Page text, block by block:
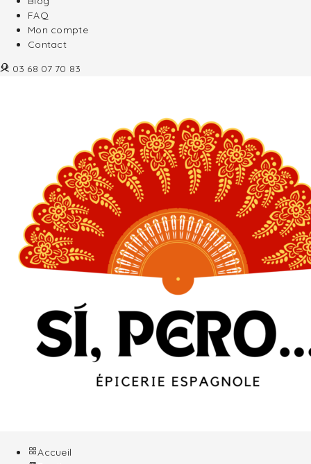
FAQ
Mon compte
Contact
03 68 07 70 83
Accueil